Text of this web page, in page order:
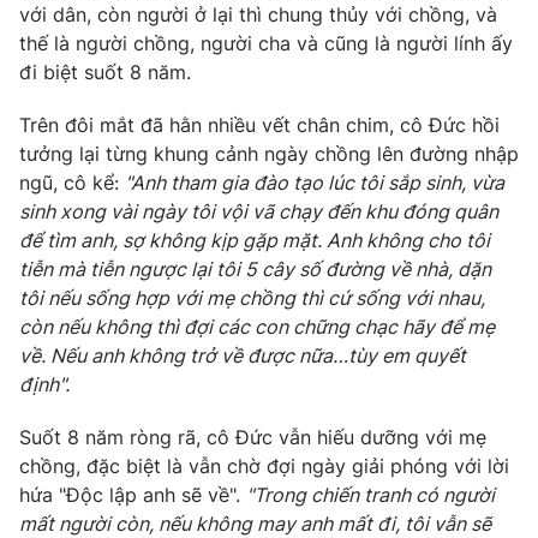
® Cấm sao chép dưới mọi hình thức nếu không có sự chấp
thuận bằng văn bản. Ghi rõ nguồn VTV.vn khi phát hành lại
thông tin từ website này.
với dân, còn người ở lại thì chung thủy với chồng, và
thế là người chồng, người cha và cũng là người lính ấy
đi biệt suốt 8 năm.
Trên đôi mắt đã hằn nhiều vết chân chim, cô Đức hồi
tưởng lại từng khung cảnh ngày chồng lên đường nhập
ngũ, cô kể: "Anh tham gia đào tạo lúc tôi sắp sinh, vừa
sinh xong vài ngày tôi vội vã chạy đến khu đóng quân
để tìm anh, sợ không kịpgặp mặt. Anh không cho tôi
tiễn mà tiễn ngược lại tôi 5 cây số đường về nhà, dặn
tôi nếu sống hợp với mẹ chồng thì cứ sống với nhau,
còn nếu không thì đợi các con chững chạc hãy để mẹ
về. Nếu anh không trở về được nữa…tùy em quyết
định".
Suốt 8 năm ròng rã, cô Đức vẫn hiếu dưỡng với mẹ
chồng, đặc biệt là vẫn chờ đợi ngày giải phóng với lời
hứa "Độc lập anh sẽ về". "Trong chiến tranh có người
mất người còn, nếu không may anh mất đi, tôi vẫn sẽ